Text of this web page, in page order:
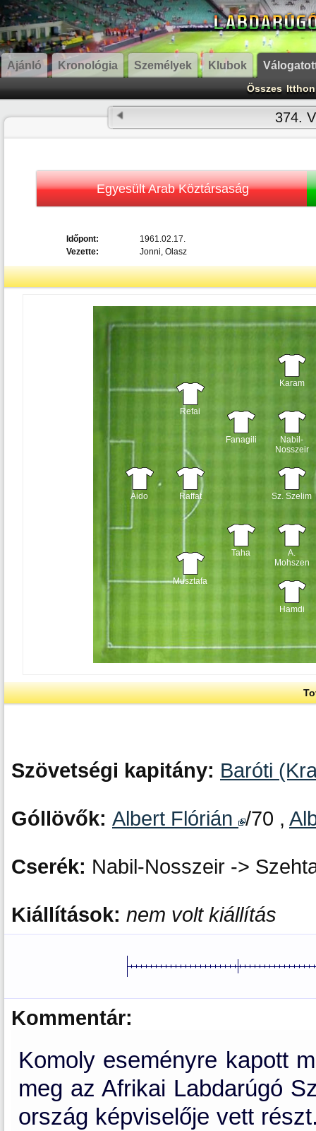
Ajánló Kronológia Személyek Klubok
Összes Itthon
374.
Egyesült Arab Köztársaság
Időpont:
1961.02.17.
Vezette:
Jonni, Olasz
Aido
Refai
Raffat
Musztafa
Fanagili
Taha
Karam
Nabil-
Nosszeir
Sz. Szelim
A.
Mohszen
Hamdi
Szövetségi kapitány: Baróti
Góllövők: Albert Flórián /70 ,
Cserék: Nabil-Nosszeir ->
Kiállítások: nem volt kiállítás
Kommentár:
Komoly eseményre kapott
meg az Afrikai Labdarúgó
ország képviselője vett